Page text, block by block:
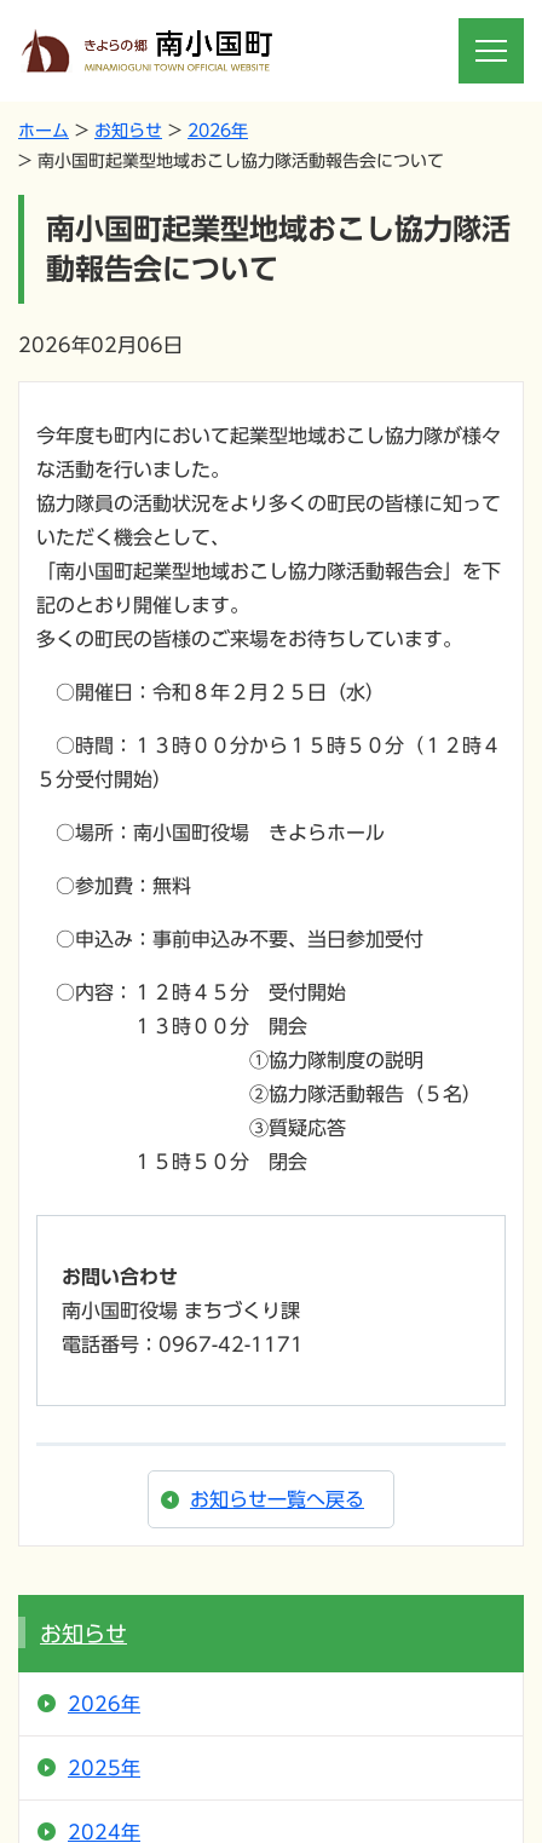
ホーム お知らせ
2026年
南小国町起業型地域おこし協力隊活動報告会について
南小国町起業型地域おこし協力隊活
動報告会について
2026年02月06日
今年度も町内において起業型地域おこし協力隊が様々
な活動を行いました。
協力隊員の活動状況をより多くの町民の皆様に知って
いただく機会として、
「南小国町起業型地域おこし協力隊活動報告会」を下
記のとおり開催します。
多くの町民の皆様のご来場をお待ちしています。
○開催日：令和８年２月２５日（水）
○時間：１３時００分から１５時５０分（１２時４
５分受付開始）
○場所：南小国町役場 きよらホール
○参加費：無料
○申込み：事前申込み不要、当日参加受付
○内容：１２時４５分 受付開始
１３時００分 開会
①協力隊制度の説明
②協力隊活動報告（５名）
③質疑応答
１５時５０分 閉会
お問い合わせ
南小国町役場 まちづくり課
電話番号：0967-42-1171
お知らせ一覧へ戻る
お知らせ
2026年
2025年
2024年